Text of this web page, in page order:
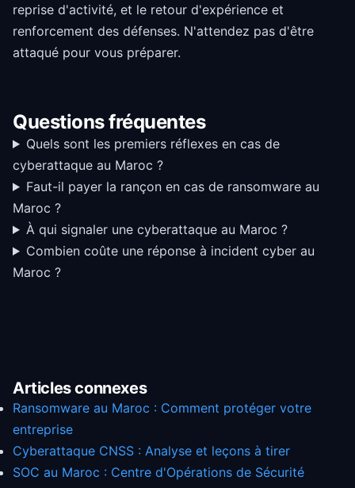
reprise d'activité, et le retour d'expérience et
renforcement des défenses. N'attendez pas d'être
attaqué pour vous préparer.
Questions fréquentes
Quels sont les premiers réflexes en cas de
cyberattaque au Maroc ?
Faut-il payer la rançon en cas de ransomware au
Maroc ?
À qui signaler une cyberattaque au Maroc ?
Combien coûte une réponse à incident cyber au
Maroc ?
Articles connexes
Ransomware au Maroc : Comment protéger votre
entreprise
Cyberattaque CNSS : Analyse et leçons à tirer
SOC au Maroc : Centre d'Opérations de Sécurité